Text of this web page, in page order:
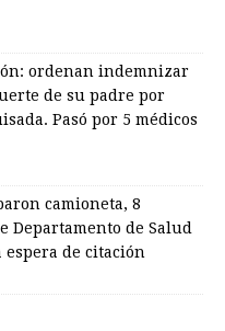
ordenan indemnizar
de su padre por
Pasó por 5 médicos
camioneta, 8
Departamento de Salud
de citación